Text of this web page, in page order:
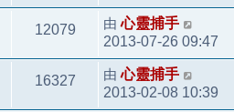
12079 由心靈捕手
2013-07-26 09:47
16327 由心靈捕手
2013-02-08 10:39